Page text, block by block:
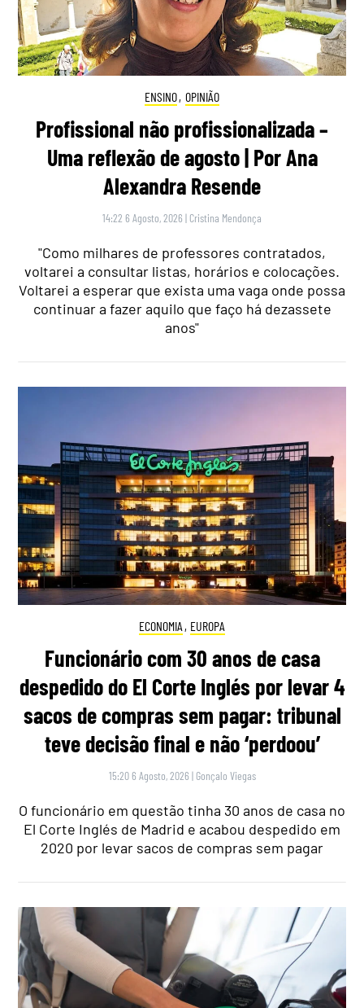
ENSINO, OPINIÃO
Profissional não profissionalizada –
Uma reflexão de agosto | Por Ana
Alexandra Resende
14:22 6 Agosto, 2026 | Cristina Mendonça
"Como milhares de professores contratados,
voltarei a consultar listas, horários e colocações.
Voltarei a esperar que exista uma vaga onde possa
continuar a fazer aquilo que faço há dezassete
anos"
ECONOMIA , EUROPA
Funcionário com 30 anos de casa
despedido do El Corte Inglés por levar 4
sacos de compras sem pagar: tribunal
teve decisão final e não ‘perdoou’
15:20 6 Agosto, 2026 | Gonçalo Viegas
O funcionário em questão tinha 30 anos de casa no
El Corte Inglés de Madrid e acabou despedido em
2020 por levar sacos de compras sem pagar